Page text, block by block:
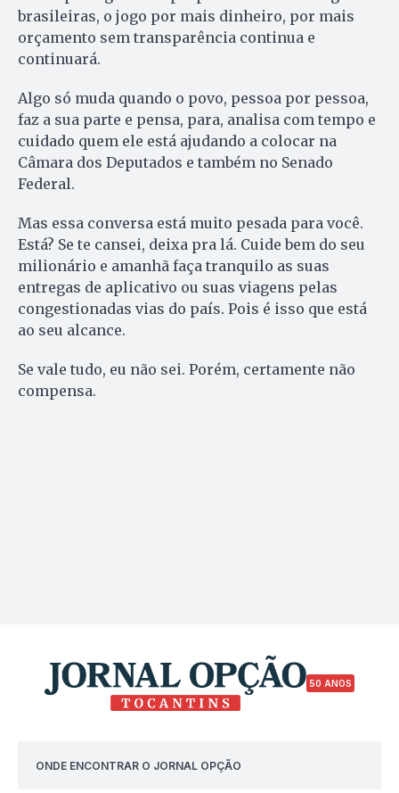
brasileiras, o jogo por mais dinheiro, por mais
orçamento sem transparência continua e
continuará.
Algo só muda quando o povo, pessoa por pessoa,
faz a sua parte e pensa, para, analisa com tempo e
cuidado quem ele está ajudando a colocar na
Câmara dos Deputados e também no Senado
Federal.
Mas essa conversa está muito pesada para você.
Está? Se te cansei, deixa pra lá. Cuide bem do seu
milionário e amanhã faça tranquilo as suas
entregas de aplicativo ou suas viagens pelas
congestionadas vias do país. Pois é isso que está
ao seu alcance.
Se vale tudo, eu não sei. Porém, certamente não
compensa.
50 ANOS
ONDE ENCONTRAR O JORNAL OPÇÃO